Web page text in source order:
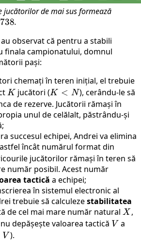
jucătorilor de mai sus formează
.
observat că pentru a stabili
finala campionatului, domnul
pași:
chemați în teren inițial, el trebuie
K
K jucători (K
<
N
K < N), cerându-le să
de rezerve. Jucătorii rămași în
unul de celălalt, păstrându-și
succesul echipei, Andrei va elimina
încât numărul format din
jucătorilor rămași în teren să
număr posibil. Acest număr
tactică a echipei;
în sistemul electronic al
trebuie să calculezestabilitatea
de cel mai mare număr natural X
X ,
depășește valoarea tactică V
V a
V ).